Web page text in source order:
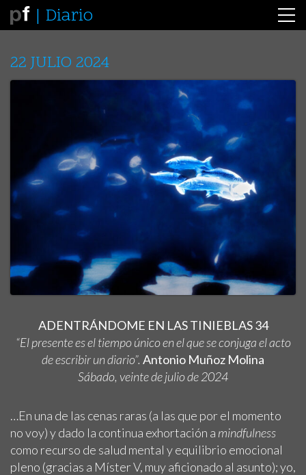
Diario
22 JULIO 2024
ADENTRÁNDOME EN LAS TINIEBLAS 34
“El presente es el tiempo único en el que se conjuga el acto
de escribir un diario”. Antonio Muñoz Molina
Sábado, veinte de julio de 2024
…En una de las cenas raras (a las que por el momento
no voy) y dado la continua exhortación a mindfulness
como recurso de salud mental y equilibrio emocional
pleno (gracias a Míster V, muy aficionado al asunto); yo,